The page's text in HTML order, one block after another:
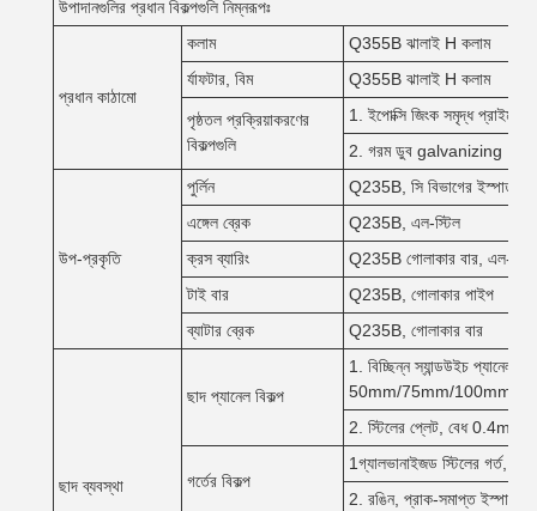
উপাদানগুলির প্রধান বিকল্পগুলি নিম্নরূপঃ
প্রধান কাঠামো
কলাম
Q355B ঝালাই H কলাম
র্যাফটার, বিম
Q355B ঝালাই H কলাম
পৃষ্ঠতল প্রক্রিয়াকরণের
বিকল্পগুলি
1. ইপোক্সি জিংক সমৃদ্ধ প্রাইমার +
2. গরম ডুব galvanizing
উপ-প্রকৃতি
পুর্লিন
Q235B, সি বিভাগের ইস্পাত,
এঙ্গেল ব্রেক
Q235B, এল-স্টিল
ক্রস ব্যারিং
Q235B গোলাকার বার, এল-স্টিল
টাই বার
Q235B, গোলাকার পাইপ
ব্যাটার ব্রেক
Q235B, গোলাকার বার
ছাদ ব্যবস্থা
ছাদ প্যানেল বিকল্প
1. বিচ্ছিন্ন স্যান্ডউইচ
50mm/75mm/100mm,
2. স্টিলের প্লেট, বেধ
গর্তের বিকল্প
1গ্যালভানাইজড স্টিলের গর্ত,
2. রঙিন, প্রাক-সমাপ্ত